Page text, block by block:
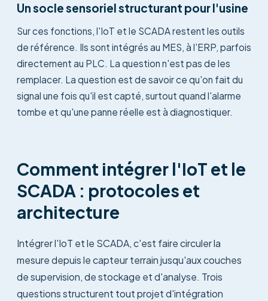
Un socle sensoriel structurant pour l'usine
Sur ces fonctions, l'IoT et le SCADA restent les outils
de référence. Ils sont intégrés au MES, à l'ERP, parfois
directement au PLC. La question n'est pas de les
remplacer. La question est de savoir ce qu'on fait du
signal une fois qu'il est capté, surtout quand l'alarme
tombe et qu'une panne réelle est à diagnostiquer.
Comment intégrer l'IoT et le
SCADA : protocoles et
architecture
Intégrer l'IoT et le SCADA, c'est faire circuler la
mesure depuis le capteur terrain jusqu'aux couches
de supervision, de stockage et d'analyse. Trois
questions structurent tout projet d'intégration